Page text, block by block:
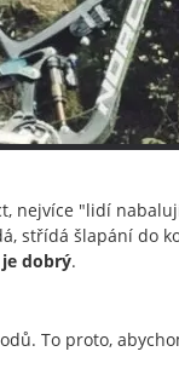
nejvíce "lidí
střídá šlapání do
dobrý.
To proto,